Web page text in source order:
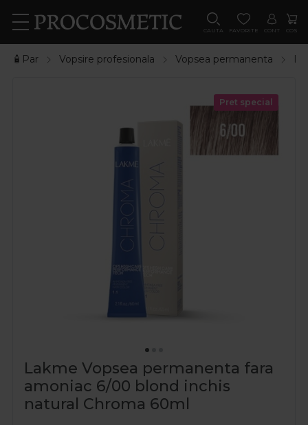
CAUTA FAVORITE CONT COS
🧴Par Vopsire profesionala Vopsea permanenta
Pret special
Lakme Vopsea permanenta fara
amoniac 6/00 blond inchis
natural Chroma 60ml